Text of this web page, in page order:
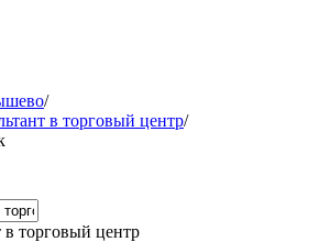
/
в торговый центр/
в торговый центр